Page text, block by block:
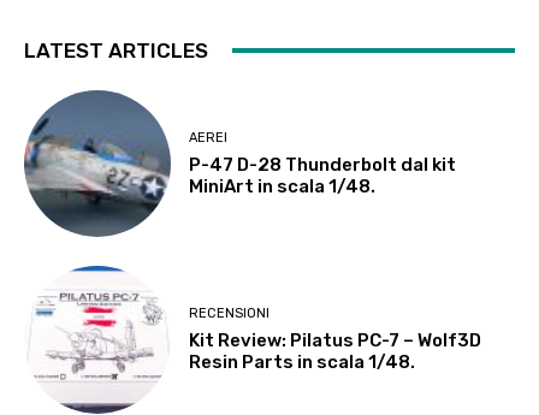
LATEST ARTICLES
AEREI
P-47 D-28 Thunderbolt dal kit
MiniArt in scala 1/48.
RECENSIONI
Kit Review: Pilatus PC-7 – Wolf3D
Resin Parts in scala 1/48.